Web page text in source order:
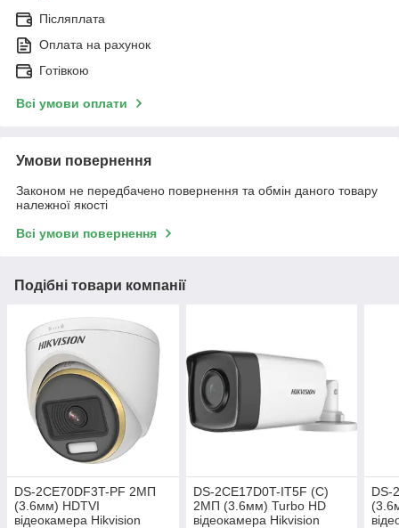
Післяплата
Оплата на рахунок
Готівкою
Всі умови оплати
Умови повернення
Законом не передбачено повернення та обмін даного товару
належної якості
Всі умови повернення
Подібні товари компанії
DS-2CE70DF3T-PF 2МП
(3.6мм) HDTVI
відеокамера Hikvision
DS-2CE17D0T-IT5F (C)
2МП (3.6мм) Turbo HD
відеокамера Hikvision
DS-